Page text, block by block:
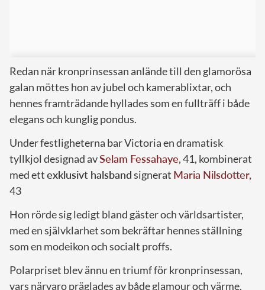
Redan när kronprinsessan anlände till den glamorösa
galan möttes hon av jubel och kamerablixtar, och
hennes framträdande hyllades som en fullträff i både
elegans och kunglig pondus.
Under festligheterna bar Victoria en dramatisk
tyllkjol designad avSelam Fessahaye, 41, kombinerat
med ettexklusivt halsbandsignerat Maria Nilsdotter,
43
Hon rörde sig ledigt bland gäster och världsartister,
med en självklarhet som bekräftar hennes ställning
som en modeikon och socialt proffs.
Polarpriset blev ännu en triumf för kronprinsessan,
vars närvaro präglades av både glamour och värme.